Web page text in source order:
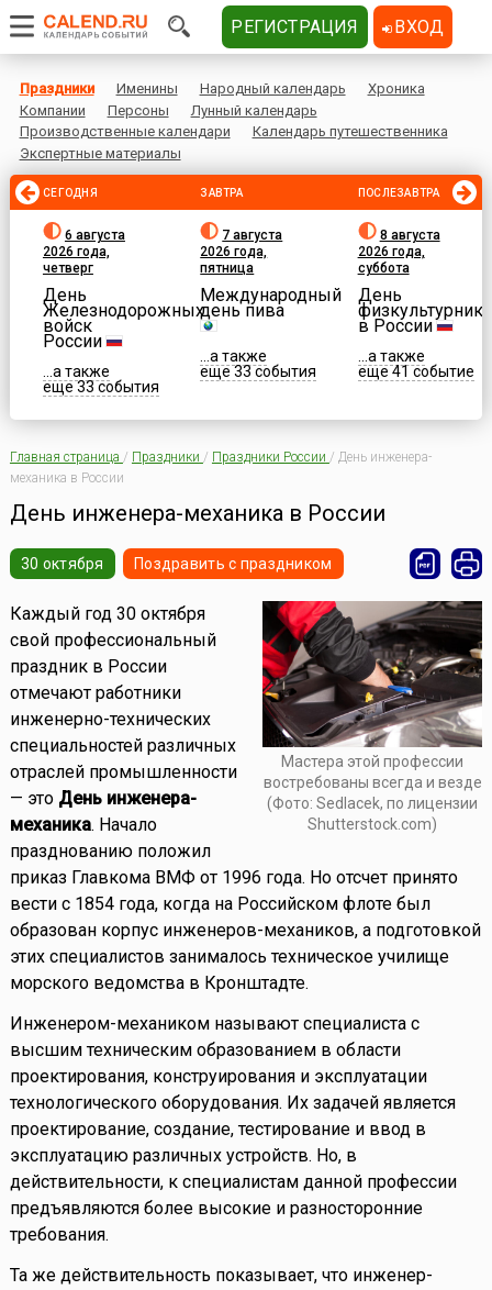
Праздники Именины Народный календарь
Хроника
Компании
Персоны
Лунный календарь
Производственные календари
Календарь путешественника
Экспертные материалы
СЕГОДНЯ
6 августа
2026 года,
четверг
День
Железнодорожных
войск
России
...а также
еще 33 события
ЗАВТРА
7 августа
2026 года,
пятница
Международный
день пива
...а также
еще 33 события
ПОСЛЕЗАВТРА
8 августа
2026 года,
суббота
День
физкультурника
в России
...а также
еще 41 событие
Главная страница / Праздники / Праздники России / День инженера-
механика в России
День инженера-механика в России
30 октября Поздравить с праздником
Мастера этой профессии
востребованы всегда и везде
(Фото: Sedlacek, по лицензии
Shutterstock.com)
Каждый год 30 октября
свой профессиональный
праздник в России
отмечают работники
инженерно-технических
специальностей различных
отраслей промышленности
— это День инженера-
механика. Начало
празднованию положил
приказ Главкома ВМФ от 1996 года. Но отсчет принято
вести с 1854 года, когда на Российском флоте был
образован корпус инженеров-механиков, а подготовкой
этих специалистов занималось техническое училище
морского ведомства в Кронштадте.
Инженером-механиком называют специалиста с
высшим техническим образованием в области
проектирования, конструирования и эксплуатации
технологического оборудования. Их задачей является
проектирование, создание, тестирование и ввод в
эксплуатацию различных устройств. Но, в
действительности, к специалистам данной профессии
предъявляются более высокие и разносторонние
требования.
Та же действительность показывает, что инженер-
РЕГИСТРАЦИЯ ВХОД